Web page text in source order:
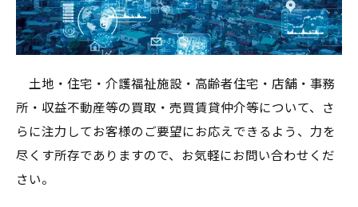
土地・住宅・介護福祉施設・高齢者住宅・店舗・事務
所・収益不動産等の買取・売買賃貸仲介等について、さ
らに注力してお客様のご要望にお応えできるよう、力を
尽くす所存でありますので、お気軽にお問い合わせくだ
さい。